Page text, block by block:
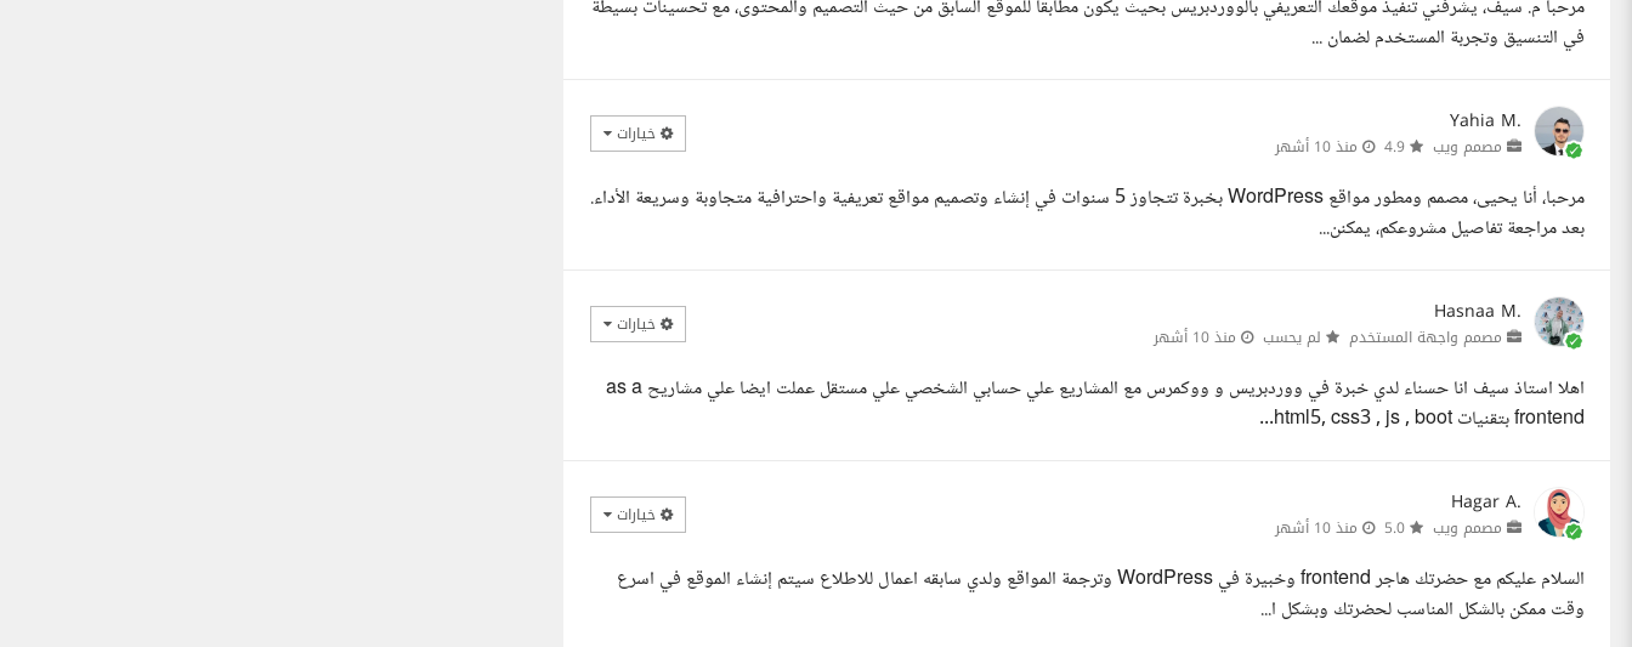
مرحبا م. سيف، يشرفني تنفيذ موقعك التعريفي بالووردبريس بحيث يكون مطابقا للموقع السابق من حيث التصميم والمحتوى، مع تحسينات بسيطة
في التنسيق وتجربة المستخدم لضمان ...
Yahia M.
مصمم ويب منذ 10 أشهر خيارات
مرحبا، أنا يحيى، مصمم ومطور مواقع WordPress بخبرة تتجاوز 5 سنوات في إنشاء وتصميم مواقع تعريفية واحترافية متجاوبة وسريعة الأداء.
بعد مراجعة تفاصيل مشروعكم، يمكنن...
Hasnaa M.
مصمم واجهة المستخدم لم يحسب منذ 10 أشهر خيارات
اهلا استاذ سيف انا حسناء لدي خبرة في ووردبريس و ووكمرس مع المشاريع علي حسابي الشخصي علي مستقل عملت ايضا علي مشاريح as a
frontend بتقنيات html5, css3 , js , boot...
Hagar A.
مصمم ويب منذ 10 أشهر خيارات
السلام عليكم مع حضرتك هاجر frontend وخبيرة في WordPress وترجمة المواقع ولدي سابقه اعمال للاطلاع سيتم إنشاء الموقع في اسرع
وقت ممكن بالشكل المناسب لحضرتك وبشكل ا...